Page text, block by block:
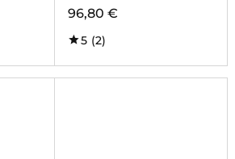
96,80 €
5 (2)